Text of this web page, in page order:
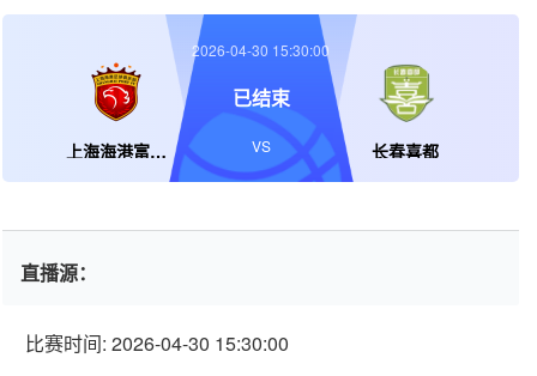
上海海港富盛经开 长春喜都
2026-04-30 15:30:00
已结束
VS
直播源：
比赛时间: 2026-04-30 15:30:00